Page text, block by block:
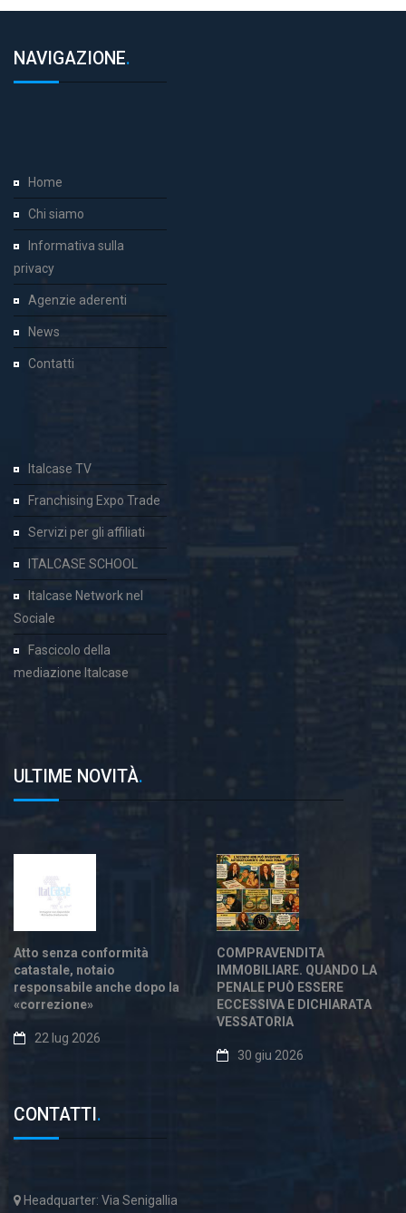
NAVIGAZIONE.
Home
Chi siamo
Informativa sulla
privacy
Agenzie aderenti
News
Contatti
Italcase TV
Franchising Expo Trade
Servizi per gli affiliati
ITALCASE SCHOOL
Italcase Network nel
Sociale
Fascicolo della
mediazione Italcase
ULTIME NOVITÀ.
Atto senza conformità
catastale, notaio
responsabile anche dopo la
«correzione»
22 lug 2026
COMPRAVENDITA
IMMOBILIARE. QUANDO LA
PENALE PUÒ ESSERE
ECCESSIVA E DICHIARATA
VESSATORIA
30 giu 2026
CONTATTI .
Headquarter: Via Senigallia